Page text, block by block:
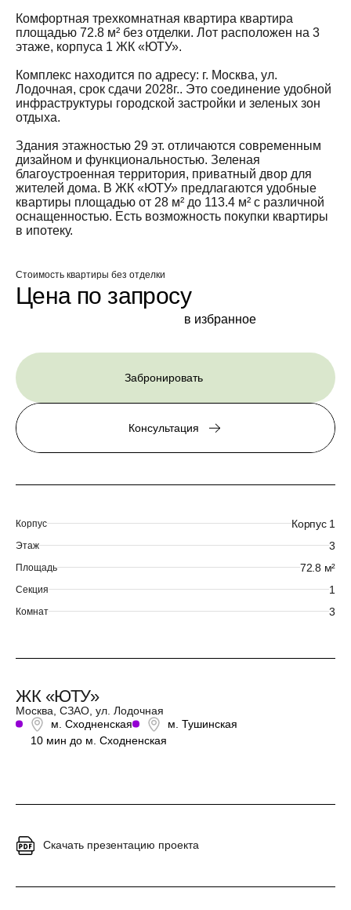
Комфортная трехкомнатная квартира квартира
площадью 72.8 м² без отделки. Лот расположен на 3
этаже, корпуса 1 ЖК «ЮТУ».
Комплекс находится по адресу: г. Москва, ул.
Лодочная, срок сдачи 2028г.. Это соединение удобной
инфраструктуры городской застройки и зеленых зон
отдыха.
Здания этажностью 29 эт. отличаются современным
дизайном и функциональностью. Зеленая
благоустроенная территория, приватный двор для
жителей дома. В ЖК «ЮТУ» предлагаются удобные
квартиры площадью от 28 м² до 113.4 м² с различной
оснащенностью. Есть возможность покупки квартиры
в ипотеку.
Стоимость квартиры без отделки
Цена по запросу
в избранное
Забронировать
Консультация
Корпус Корпус 1
Этаж 3
Площадь 72.8 м²
Секция 1
Комнат 3
ЖК «ЮТУ»
Москва, СЗАО, ул. Лодочная
м. Сходненская
м. Тушинская
10 мин до м. Сходненская
Скачать презентацию проекта